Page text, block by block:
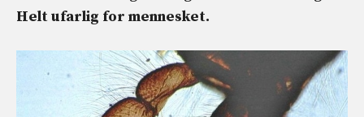
Helt ufarlig for mennesket.